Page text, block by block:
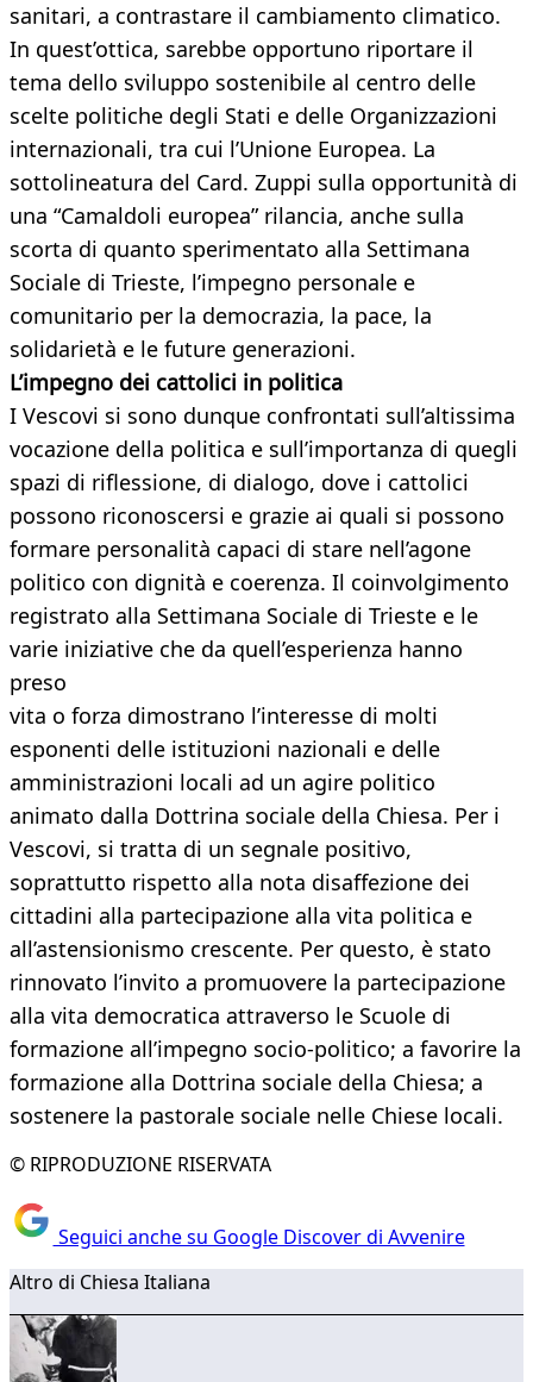
sanitari, a contrastare il cambiamento climatico.
In quest’ottica, sarebbe opportuno riportare il
tema dello sviluppo sostenibile al centro delle
scelte politiche degli Stati e delle Organizzazioni
internazionali, tra cui l’Unione Europea. La
sottolineatura del Card. Zuppi sulla opportunità di
una “Camaldoli europea” rilancia, anche sulla
scorta di quanto sperimentato alla Settimana
Sociale di Trieste, l’impegno personale e
comunitario per la democrazia, la pace, la
solidarietà e le future generazioni.
L’impegno dei cattolici in politica
I Vescovi si sono dunque confrontati sull’altissima
vocazione della politica e sull’importanza di quegli
spazi di riflessione, di dialogo, dove i cattolici
possono riconoscersi e grazie ai quali si possono
formare personalità capaci di stare nell’agone
politico con dignità e coerenza. Il coinvolgimento
registrato alla Settimana Sociale di Trieste e le
varie iniziative che da quell’esperienza hanno
preso
vita o forza dimostrano l’interesse di molti
esponenti delle istituzioni nazionali e delle
amministrazioni locali ad un agire politico
animato dalla Dottrina sociale della Chiesa. Per i
Vescovi, si tratta di un segnale positivo,
soprattutto rispetto alla nota disaffezione dei
cittadini alla partecipazione alla vita politica e
all’astensionismo crescente. Per questo, è stato
rinnovato l’invito a promuovere la partecipazione
alla vita democratica attraverso le Scuole di
formazione all’impegno socio-politico; a favorire la
formazione alla Dottrina sociale della Chiesa; a
sostenere la pastorale sociale nelle Chiese locali.
© RIPRODUZIONE RISERVATA
Seguici anche su Google Discover di Avvenire
Altro di Chiesa Italiana